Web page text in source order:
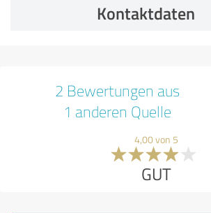
Kontaktdaten
2 Bewertungen aus
1 anderen Quelle
4,00 von 5
GUT